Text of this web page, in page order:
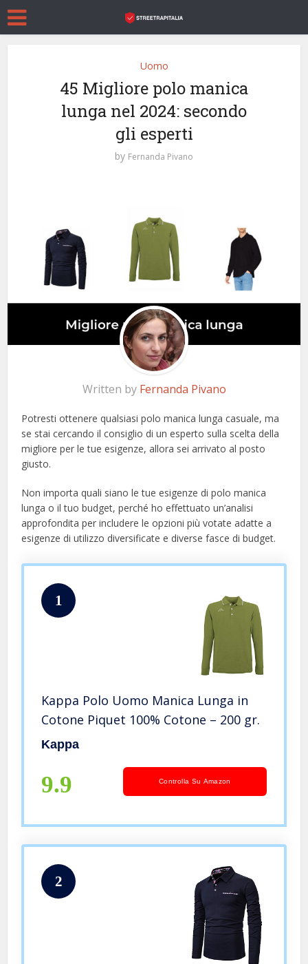
Uomo
45 Migliore polo manica
lunga nel 2024: secondo
gli esperti
by Fernanda Pivano
Written by Fernanda Pivano
Potresti ottenere qualsiasi polo manica lunga casuale, ma
se stai cercando il consiglio di un esperto sulla scelta della
migliore per le tue esigenze, allora sei arrivato al posto
giusto.
Non importa quali siano le tue esigenze di polo manica
lunga o il tuo budget, perché ho effettuato un’analisi
approfondita per includere le opzioni più votate adatte a
esigenze di utilizzo diversificate e diverse fasce di budget.
1
Kappa Polo Uomo Manica Lunga in
Cotone Piquet 100% Cotone – 200 gr.
Kappa
9.9 Controlla Su Amazon
2